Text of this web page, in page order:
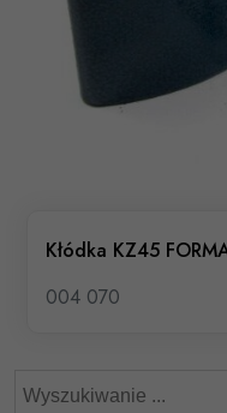
Kłódka KZ45
004 070